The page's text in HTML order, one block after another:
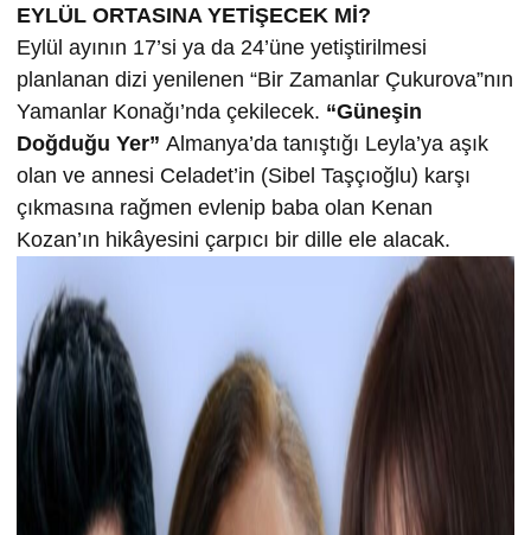
EYLÜL ORTASINA YETİŞECEK Mİ?
Eylül ayının 17’si ya da 24’üne yetiştirilmesi
planlanan dizi yenilenen “Bir Zamanlar Çukurova”nın
Yamanlar Konağı’nda çekilecek. “Güneşin
Doğduğu Yer” Almanya’da tanıştığı Leyla’ya aşık
olan ve annesi Celadet’in (Sibel Taşçıoğlu) karşı
çıkmasına rağmen evlenip baba olan Kenan
Kozan’ın hikâyesini çarpıcı bir dille ele alacak.